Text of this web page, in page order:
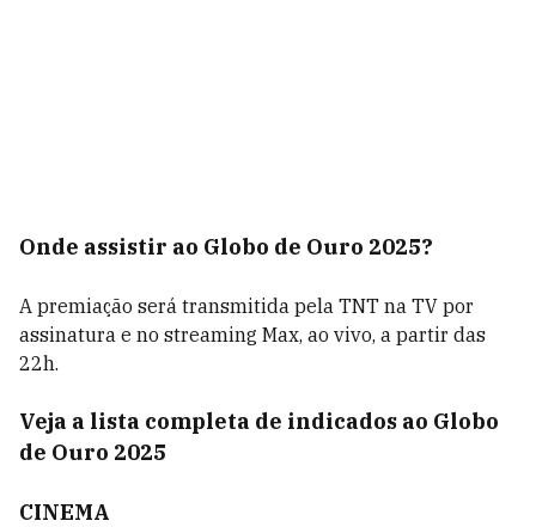
Onde assistir ao Globo de Ouro 2025?
A premiação será transmitida pela TNT na TV por
assinatura e no streaming Max, ao vivo, a partir das
22h.
Veja a lista completa de indicados ao Globo
de Ouro 2025
CINEMA